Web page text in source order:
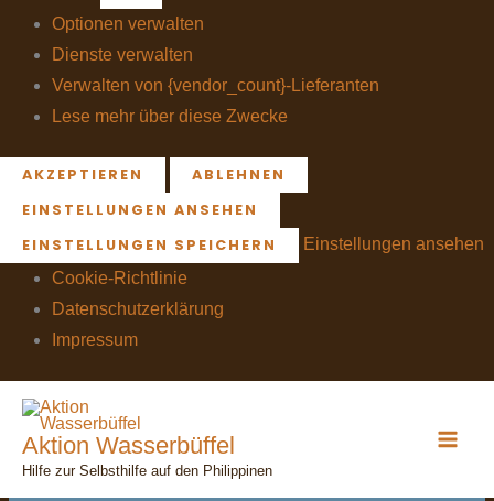
Optionen verwalten
Dienste verwalten
Verwalten von {vendor_count}-Lieferanten
Lese mehr über diese Zwecke
AKZEPTIEREN
ABLEHNEN
EINSTELLUNGEN ANSEHEN
EINSTELLUNGEN SPEICHERN
Einstellungen ansehen
Cookie-Richtlinie
Datenschutzerklärung
Impressum
Aktion Wasserbüffel
Hilfe zur Selbsthilfe auf den Philippinen
Taifun
Kommentar verfassen / Von